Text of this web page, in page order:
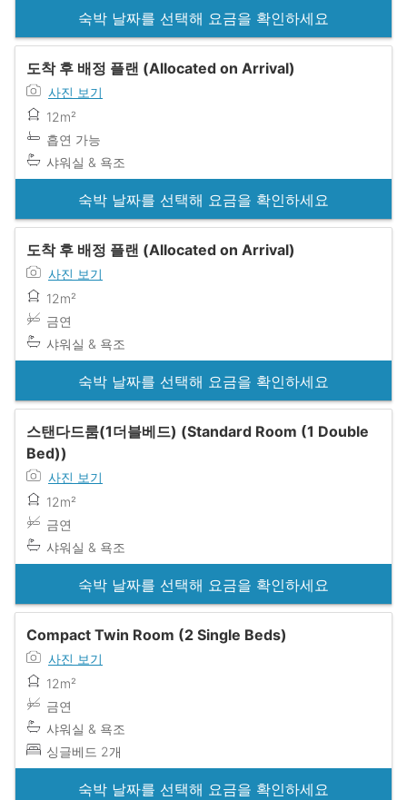
숙박 날짜를 선택해 요금을 확인하세요
도착 후 배정 플랜 (Allocated on Arrival)
사진 보기
12m²
흡연 가능
샤워실 & 욕조
숙박 날짜를 선택해 요금을 확인하세요
도착 후 배정 플랜 (Allocated on Arrival)
사진 보기
12m²
금연
샤워실 & 욕조
숙박 날짜를 선택해 요금을 확인하세요
스탠다드룸(1더블베드) (Standard Room (1 Double
Bed))
사진 보기
12m²
금연
샤워실 & 욕조
숙박 날짜를 선택해 요금을 확인하세요
Compact Twin Room (2 Single Beds)
사진 보기
12m²
금연
샤워실 & 욕조
싱글베드 2개
숙박 날짜를 선택해 요금을 확인하세요